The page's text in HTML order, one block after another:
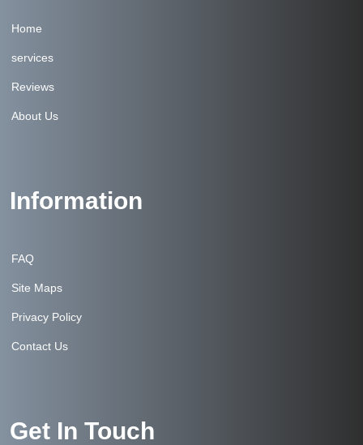
Home
services
Reviews
About Us
Information
FAQ
Site Maps
Privacy Policy
Contact Us
Get In Touch